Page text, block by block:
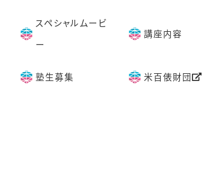
スペシャルムービ
ー
講座内容
塾生募集 米百俵財団